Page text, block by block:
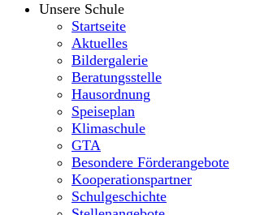
Unsere Schule
Startseite
Aktuelles
Bildergalerie
Beratungsstelle
Hausordnung
Speiseplan
Klimaschule
GTA
Besondere Förderangebote
Kooperationspartner
Schulgeschichte